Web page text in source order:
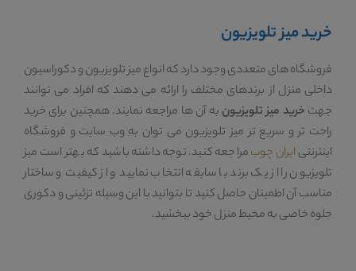
خرید میز تلویزیون
فروشگاه های متعددی وجود دارد که انواع میز تلویزیون و دکوراسیون
داخلی منزل از برندهای مختلف را ارائه می دهند که افراد می توانند
جهت خرید میز تلویزیون به آن ها مراجعه نمایند. همچنین برای خرید
راحت تر و سریع تر میز تلویزیون می توان به وب سایت و فروشگاه
اینترنتی ایران چوبمراجعه کنید. توجه داشته باشید که بهتر است میز
تلویزیون را از یک برند با سابقه انتخاب نمایید و از کیفیت و ساختار
مناسب آن اطمینان حاصل کنید تا بتوانید با این وسیله تزئینی و دکوری
جلوه خاصی به محیط منزل خود ببخشید.